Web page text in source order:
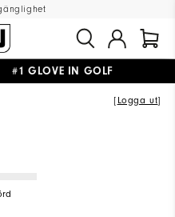
GLOVE IN GOLF
FRI RETUR
[ Logga ut]